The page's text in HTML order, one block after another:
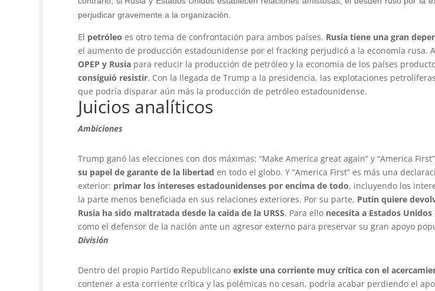
perjudicar gravemente a la organización.
El petróleo es otro tema de confrontación para ambos países. Rusia tiene una gran
el aumento de producción estadounidense por el fracking perjudicó a la economía rusa.
OPEP y Rusia para reducir la producción de petróleo y la economía de los países
consiguió resistir. Con la llegada de Trump a la presidencia, las explotaciones
que podría disparar aún más la producción de petróleo estadounidense.
Juicios analíticos
Ambiciones
Trump ganó las elecciones con dos máximas: “Make America great again” y “America
su papel de garante de la libertad en todo el globo. Y “America First” es más una
exterior: primar los intereses estadounidenses por encima de todo, incluyendo los
la parte menos beneficiada en sus relaciones exteriores. Por su parte, Putin quiere
Rusia ha sido maltratada desde la caída de la URSS. Para ello necesita a Estados
como el defensor de la nación ante un agresor externo para preservar su gran apoyo
División
Dentro del propio Partido Republicano existe una corriente muy crítica con el
contener a esta corriente crítica y las polémicas no cesan, podría acabar perdiendo el